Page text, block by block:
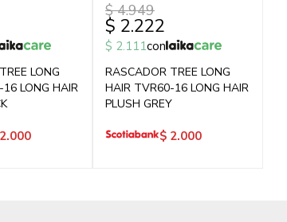
LONG
LONG HAIR
2.000
$ 2.222
$ 4.949
$ 2.111con
RASCADOR TREE LONG
HAIR TVR60-16 LONG HAIR
PLUSH GREY
$ 2.000